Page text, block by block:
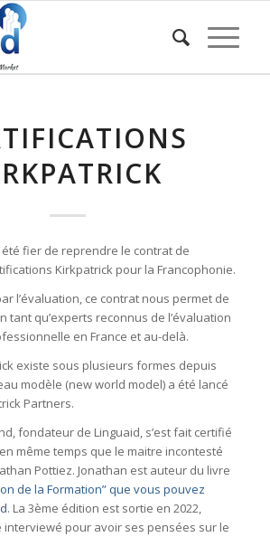
été fier de reprendre le contrat de
Kirkpatrick pour la Francophonie.
l’évaluation, ce contrat nous permet de
tant qu’experts reconnus de l’évaluation
en France et au-delà.
existe sous plusieurs formes depuis
modèle (new world model) a été lancé
Partners.
fondateur de Linguaid, s’est fait certifié
même temps que le maitre incontesté
Pottiez. Jonathan est auteur du livre
de la Formation” que vous pouvez
. La 3ème édition est sortie en 2022,
interviewé pour avoir ses pensées sur le